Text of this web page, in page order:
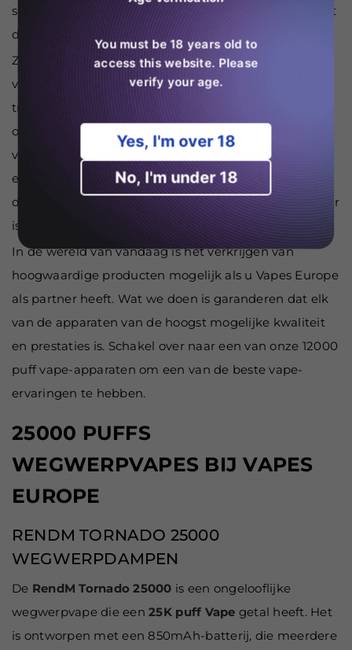
smaak en een goede hoeveelheid damp. Dit betekent
dat je bij elke trekje een bevredigende smaak krijgt.
Ze zijn het beste voor de mond-tot-longvorm van
vaping, of MTL-vaping. Deze stijl is vergelijkbaar met
traditioneel roken en is geschikt voor mensen die
overstappen van sigaretten. Daarnaast zijn er
verschillende smaken waar je uit kunt kiezen om
extra plezier te brengen. Of je nu de fruitige smaak,
de ijzige menthol of de zoete smaken wilt aandoen, er
is geen tekort aan opties.
In de wereld van vandaag is het verkrijgen van
hoogwaardige producten mogelijk als u Vapes Europe
als partner heeft. Wat we doen is garanderen dat elk
van de apparaten van de hoogst mogelijke kwaliteit
en prestaties is. Schakel over naar een van onze 12000
puff vape-apparaten om een van de beste vape-
ervaringen te hebben.
25000 PUFFS
WEGWERPVAPES BIJ VAPES
EUROPE
RENDM TORNADO 25000
WEGWERPDAMPEN
De RendM Tornado 25000 is een ongelooflijke
wegwerpvape die een25K puff Vape getal heeft. Het
is ontworpen met een 850mAh-batterij, die meerdere
You must be 18 years old to
access this website. Please
verify your age.
Yes, I'm over 18
No, I'm under 18